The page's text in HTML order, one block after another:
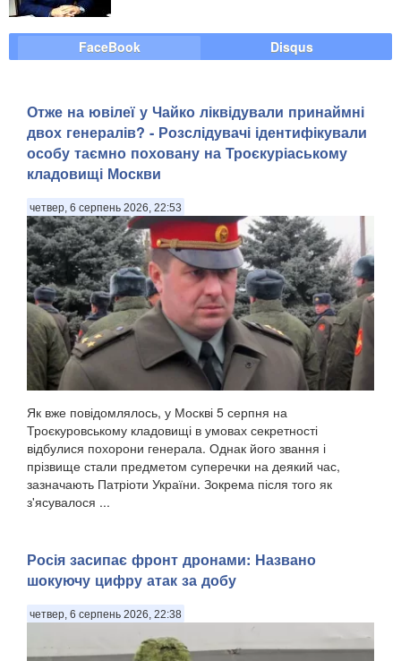
FaceBook Disqus
Отже на ювілеї у Чайко ліквідували принаймні
двох генералів? - Розслідувачі ідентифікували
особу таємно поховану на Троєкуріаському
кладовищі Москви
четвер, 6 серпень 2026, 22:53
Як вже повідомлялось, у Москві 5 серпня на
Троєкуровському кладовищі в умовах секретності
відбулися похорони генерала. Однак його звання і
прізвище стали предметом суперечки на деякий час,
зазначають Патріоти України. Зокрема після того як
з'ясувалося ...
Росія засипає фронт дронами: Названо
шокуючу цифру атак за добу
четвер, 6 серпень 2026, 22:38